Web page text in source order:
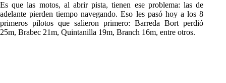
Es que las motos, al abrir pista, tienen ese problema: las de
adelante pierden tiempo navegando. Eso les pasó hoy a los 8
primeros pilotos que salieron primero: Barreda Bort perdió
25m, Brabec 21m, Quintanilla 19m, Branch 16m, entre otros.